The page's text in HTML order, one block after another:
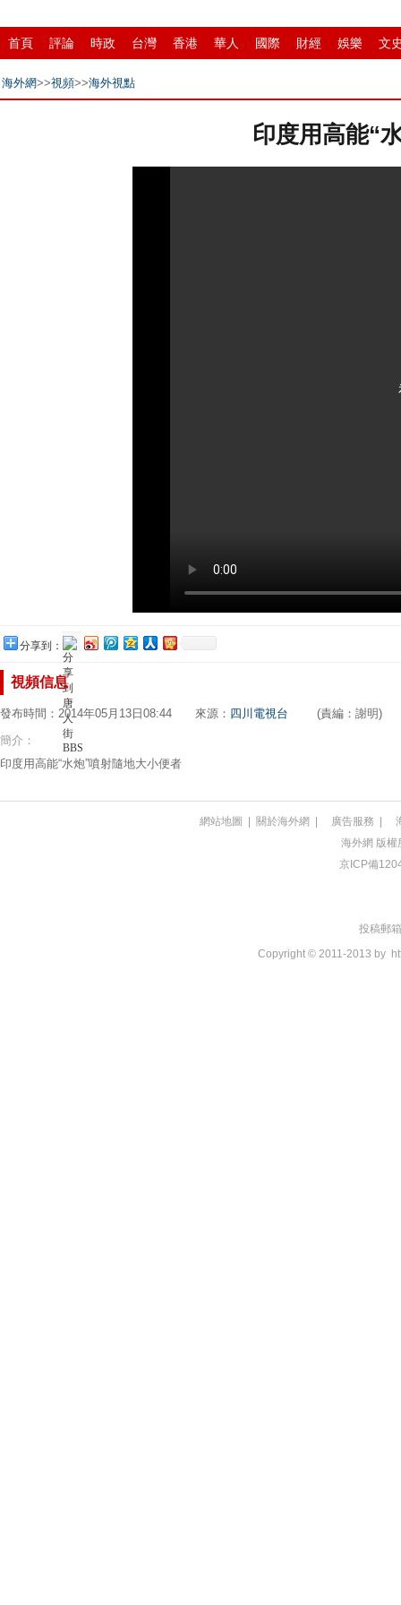
首頁 評論 時政 台灣 香港 華人 國際 財經 娛樂 文
中原 招商 縣域 環保
海外網>>視頻>>海外視點
印度用高能“
分享到：
視頻信息
發布時間：2014年05月13日08:44 來源： 四川電視台 (責編：謝明)
簡介：
印度用高能“水炮”噴射隨地大小便者
網站地圖 | 關於海外網 | 廣告服務 |
海外網 版權
京ICP備
投稿郵
Copyright © 2011-2013 by